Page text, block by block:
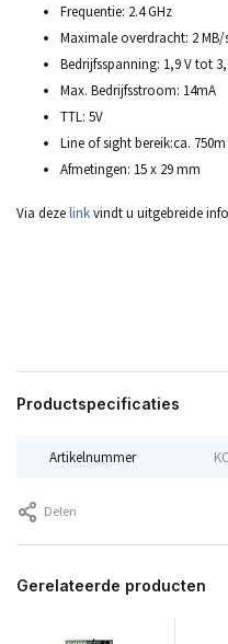
Frequentie: 2.4 GHz
Maximale overdracht: 2 MB/
Bedrijfsspanning: 1,9 V tot
Max. Bedrijfsstroom: 14mA
TTL: 5V
Line of sight bereik:ca. 750m
Afmetingen: 15 x 29 mm
Via dezelinkvindt u uitgebreide
Productspecificaties
Artikelnummer
Delen
Gerelateerde producten